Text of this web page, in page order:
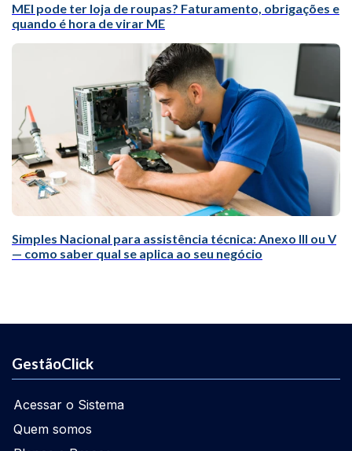
MEI pode ter loja de roupas? Faturamento, obrigações e
quando é hora de virar ME
Simples Nacional para assistência técnica: Anexo III ou V
— como saber qual se aplica ao seu negócio
GestãoClick
Acessar o Sistema
Quem somos